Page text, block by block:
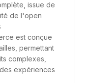
les outils
pour
leur
améliorer leur
des solutions e-
aux spécificités
issue de
de l'open
est conçue
permettant
complexes,
expériences